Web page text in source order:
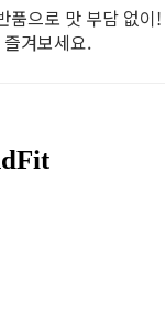
으로 맛 부담 없이
겨보세요.